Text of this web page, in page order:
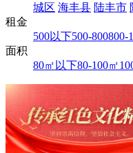
城区 海丰县 陆丰市
租金
500以下500-800800-
面积
80㎡以下80-100㎡